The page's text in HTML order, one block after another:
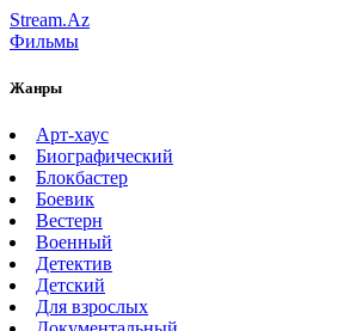
Stream.Az
Фильмы
Жанры
Арт-хаус
Биографический
Блокбастер
Боевик
Вестерн
Военный
Детектив
Детский
Для взрослых